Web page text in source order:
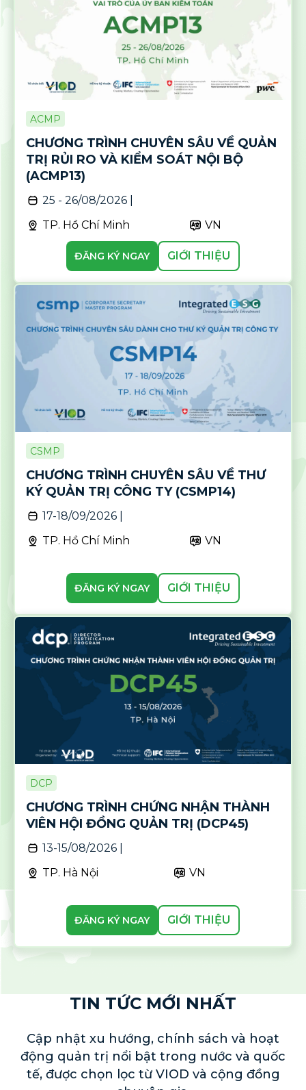
ACMP
CHƯƠNG TRÌNH CHUYÊN SÂU VỀ QUẢN
TRỊ RỦI RO VÀ KIỂM SOÁT NỘI BỘ
(ACMP13)
25 - 26/08/2026 |
TP. Hồ Chí Minh
VN
ĐĂNG KÝ NGAY GIỚI THIỆU
CSMP
CHƯƠNG TRÌNH CHUYÊN SÂU VỀ THƯ
KÝ QUẢN TRỊ CÔNG TY (CSMP14)
17-18/09/2026 |
TP. Hồ Chí Minh
VN
ĐĂNG KÝ NGAY GIỚI THIỆU
DCP
CHƯƠNG TRÌNH CHỨNG NHẬN THÀNH
VIÊN HỘI ĐỒNG QUẢN TRỊ (DCP45)
13-15/08/2026 |
TP. Hà Nội
VN
ĐĂNG KÝ NGAY GIỚI THIỆU
TIN TỨC MỚI NHẤT
Cập nhật xu hướng, chính sách và hoạt
động quản trị nổi bật trong nước và quốc
tế, được chọn lọc từ VIOD và cộng đồng